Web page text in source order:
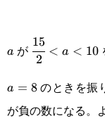
a が \cfrac{15}
{2}<a<10
2
15
< a < 10
a=8
a = 8のときを振
が負の数になる。